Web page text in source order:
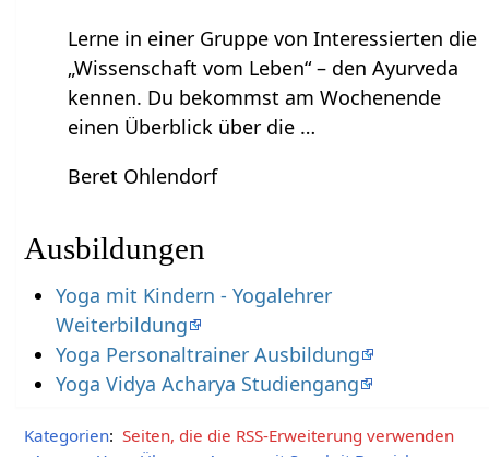
Lerne in einer Gruppe von Interessierten die
„Wissenschaft vom Leben“ – den Ayurveda
kennen. Du bekommst am Wochenende
einen Überblick über die …
Beret Ohlendorf
Ausbildungen
Yoga mit Kindern - Yogalehrer
Weiterbildung
Yoga Personaltrainer Ausbildung
Yoga Vidya Acharya Studiengang
Kategorien: Seiten, die die RSS-Erweiterung verwenden